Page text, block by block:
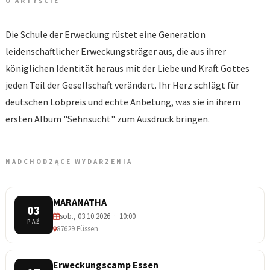
Die Schule der Erweckung rüstet eine Generation
leidenschaftlicher Erweckungsträger aus, die aus ihrer
königlichen Identität heraus mit der Liebe und Kraft Gottes
jeden Teil der Gesellschaft verändert. Ihr Herz schlägt für
deutschen Lobpreis und echte Anbetung, was sie in ihrem
ersten Album "Sehnsucht" zum Ausdruck bringen.
NADCHODZĄCE WYDARZENIA
03
PAŹ
MARANATHA
sob., 03.10.2026 · 10:00
87629 Füssen
Erweckungscamp Essen